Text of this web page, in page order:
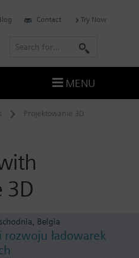
Projektowanie 3D
3D
Belgia
ładowarek
Contact Try Now
MENU